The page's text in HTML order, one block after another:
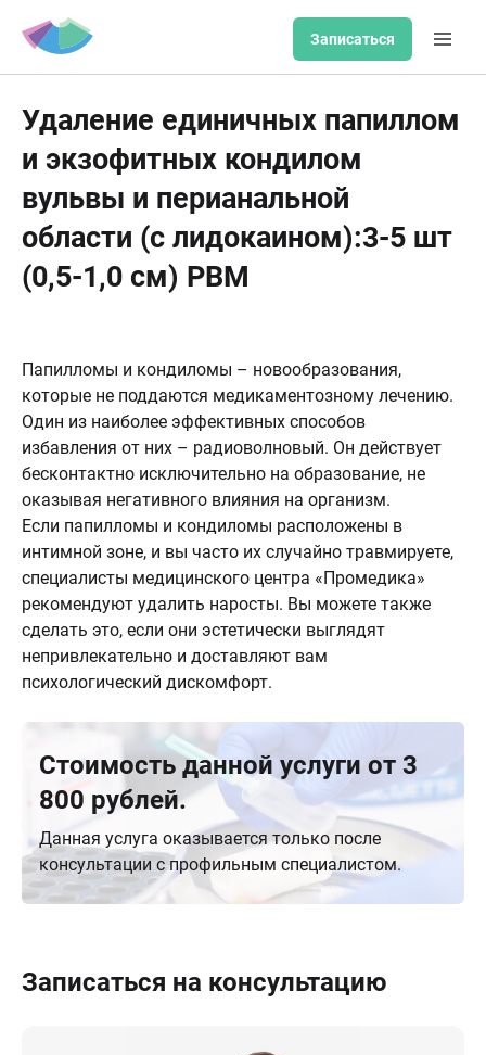
Записаться
Удаление единичных папиллом
и экзофитных кондилом
вульвы и перианальной
области (с лидокаином):3-5 шт
(0,5-1,0 см) РВМ
Папилломы и кондиломы – новообразования,
которые не поддаются медикаментозному лечению.
Один из наиболее эффективных способов
избавления от них – радиоволновый. Он действует
бесконтактно исключительно на образование, не
оказывая негативного влияния на организм.
Если папилломы и кондиломы расположены в
интимной зоне, и вы часто их случайно травмируете,
специалисты медицинского центра «Промедика»
рекомендуют удалить наросты. Вы можете также
сделать это, если они эстетически выглядят
непривлекательно и доставляют вам
психологический дискомфорт.
Стоимость данной услуги от 3
800 рублей.
Данная услуга оказывается только после
консультации с профильным специалистом.
Записаться на консультацию